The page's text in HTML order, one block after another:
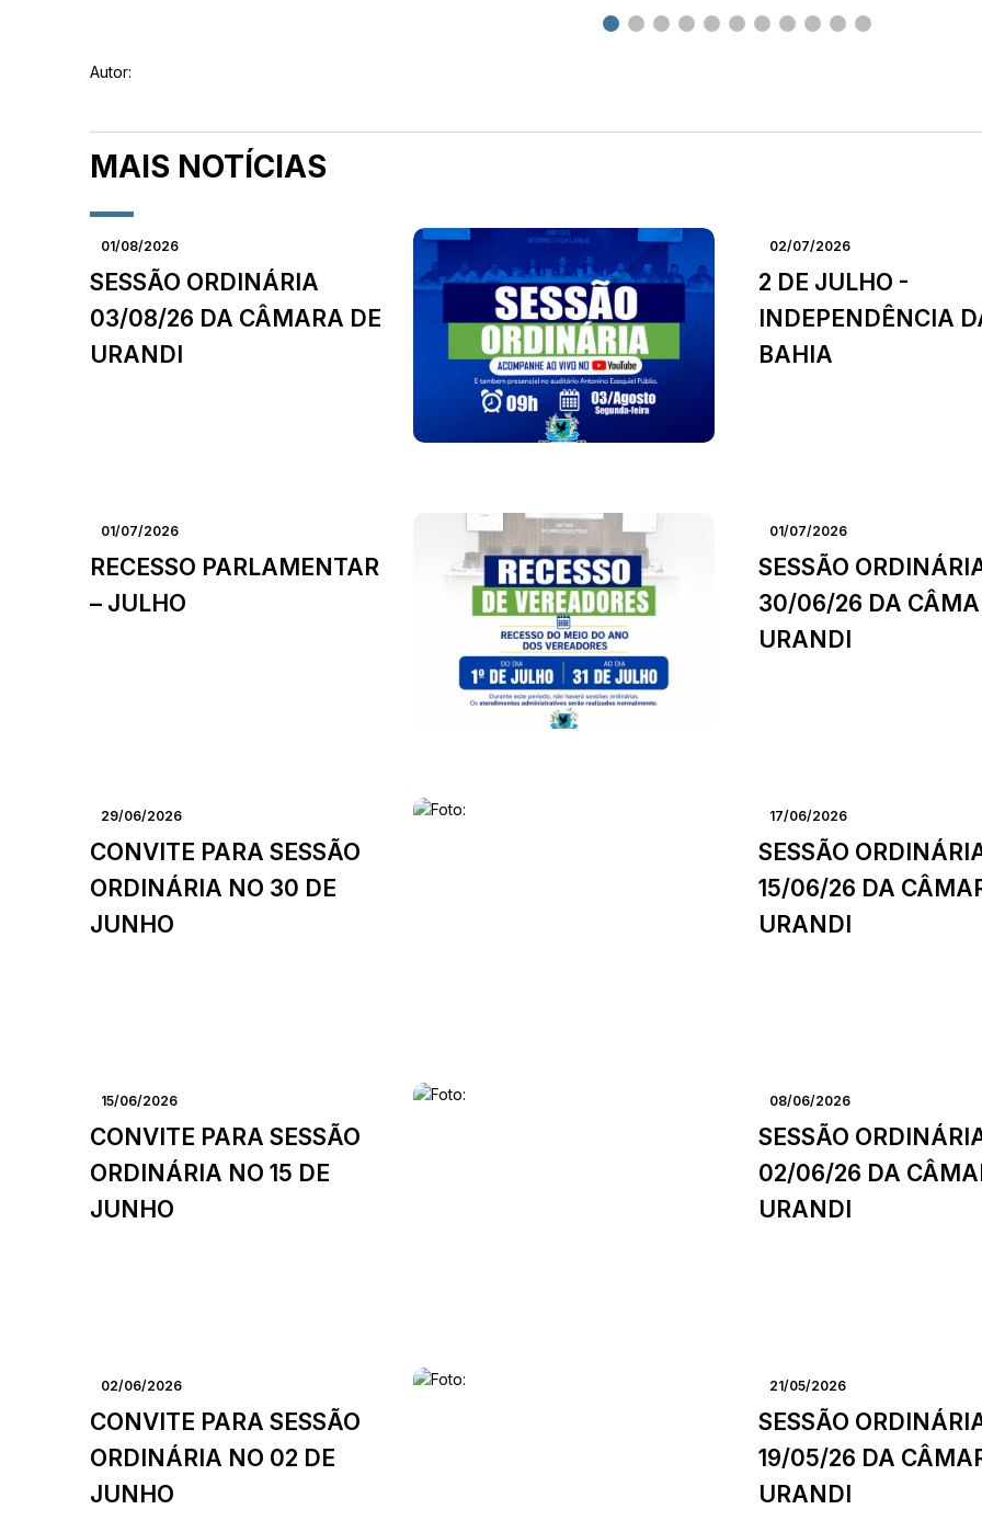
Autor:
MAIS NOTÍCIAS
01/08/2026
SESSÃO ORDINÁRIA
03/08/26 DA CÂMARA DE
URANDI
02/07/2026
2 DE JULHO -
INDEPENDÊNCIA
BAHIA
01/07/2026
RECESSO PARLAMENTAR
– JULHO
01/07/2026
SESSÃO
30/06/26 DA
URANDI
29/06/2026
CONVITE PARA SESSÃO
ORDINÁRIA NO 30 DE
JUNHO
17/06/2026
SESSÃO
15/06/26 DA
URANDI
15/06/2026
CONVITE PARA SESSÃO
ORDINÁRIA NO 15 DE
JUNHO
08/06/2026
SESSÃO
02/06/26 DA
URANDI
02/06/2026
CONVITE PARA SESSÃO
ORDINÁRIA NO 02 DE
JUNHO
21/05/2026
SESSÃO
19/05/26 DA
URANDI